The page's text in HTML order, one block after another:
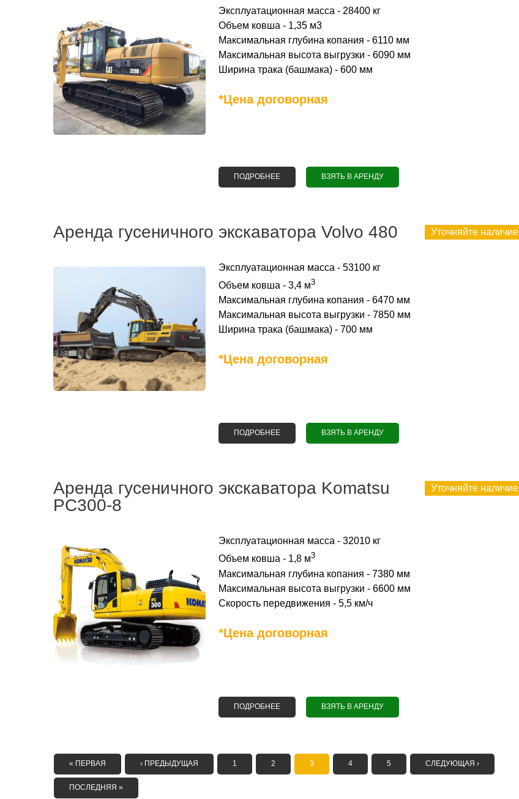
Эксплуатационная масса - 28400 кг
Объем ковша - 1,35 м3
Максимальная глубина копания - 6110 мм
Максимальная высота выгрузки - 6090 мм
Ширина трака (башмака) - 600 мм
*Цена договорная
ПОДРОБНЕЕО АРЕНДА ГУСЕНИЧНОГО ЭКСКАВАТОРА CATERPILLAR 329D L
ВЗЯТЬ В АРЕНДУ
Аренда гусеничного экскаватора Volvo 480
Эксплуатационная масса - 53100 кг
Объем ковша - 3,4 м3
Максимальная глубина копания - 6470 мм
Максимальная высота выгрузки - 7850 мм
Ширина трака (башмака) - 700 мм
*Цена договорная
Уточняйте наличие
ПОДРОБНЕЕО АРЕНДА ГУСЕНИЧНОГО ЭКСКАВАТОРА VOLVO 480
ВЗЯТЬ В АРЕНДУ
Аренда гусеничного экскаватора Komatsu
PC300-8
Эксплуатационная масса - 32010 кг
Объем ковша - 1,8 м3
Максимальная глубина копания - 7380 мм
Максимальная высота выгрузки - 6600 мм
Скорость передвижения - 5,5 км/ч
*Цена договорная
Уточняйте наличие
ПОДРОБНЕЕО АРЕНДА ГУСЕНИЧНОГО ЭКСКАВАТОРА KOMATSU PC300-8
ВЗЯТЬ В АРЕНДУ
СТРАНИЦЫ
« ПЕРВАЯ ‹ ПРЕДЫДУЩАЯ 1 2 3 4 5 СЛЕДУЮЩАЯ ›
ПОСЛЕДНЯЯ »